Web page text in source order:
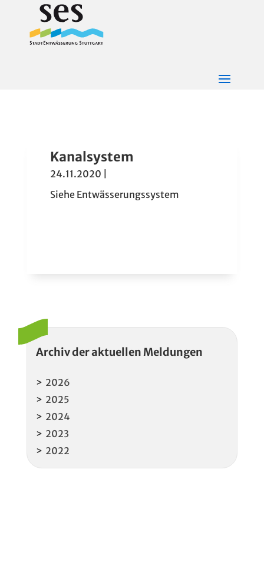
Kanalsystem
24.11.2020
Siehe Entwässerungssystem
Archiv der aktuellen Meldungen
2026
2025
2024
2023
2022